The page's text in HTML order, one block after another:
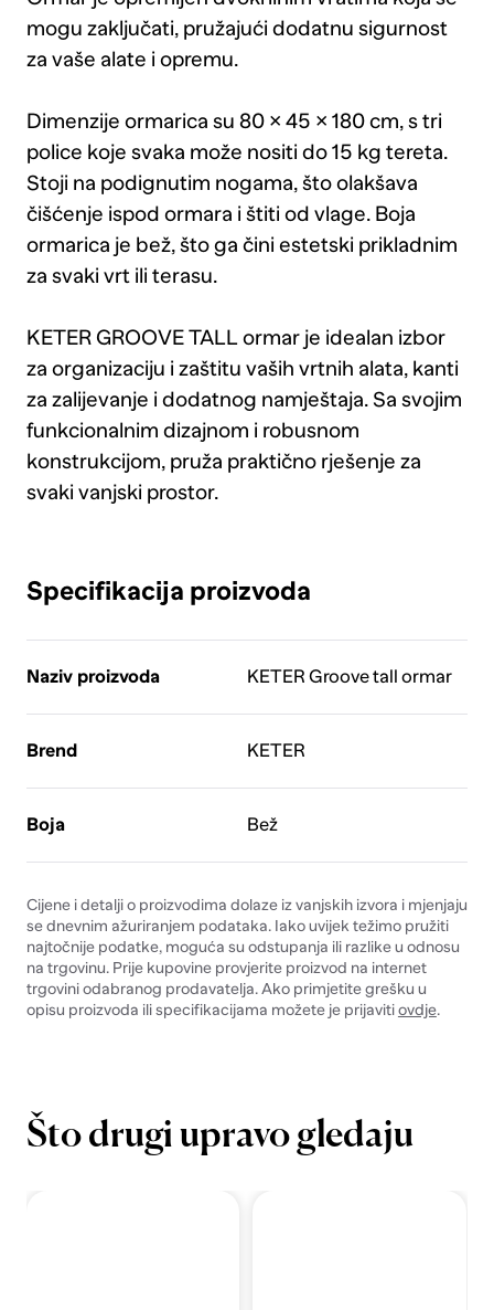
mogu zaključati, pružajući dodatnu sigurnost
za vaše alate i opremu.
Dimenzije ormarica su 80 × 45 × 180 cm, s tri
police koje svaka može nositi do 15 kg tereta.
Stoji na podignutim nogama, što olakšava
čišćenje ispod ormara i štiti od vlage. Boja
ormarica je bež, što ga čini estetski prikladnim
za svaki vrt ili terasu.
KETER GROOVE TALL ormar je idealan izbor
za organizaciju i zaštitu vaših vrtnih alata, kanti
za zalijevanje i dodatnog namještaja. Sa svojim
funkcionalnim dizajnom i robusnom
konstrukcijom, pruža praktično rješenje za
svaki vanjski prostor.
Specifikacija proizvoda
Naziv proizvoda KETER Groove tall ormar
Brend KETER
Boja Bež
Cijene i detalji o proizvodima dolaze iz vanjskih izvora i mjenjaju
se dnevnim ažuriranjem podataka. Iako uvijek težimo pružiti
najtočnije podatke, moguća su odstupanja ili razlike u odnosu
na trgovinu. Prije kupovine provjerite proizvod na internet
trgovini odabranog prodavatelja. Ako primjetite grešku u
opisu proizvoda ili specifikacijama možete je prijavitiovdje.
Što drugi upravo gledaju